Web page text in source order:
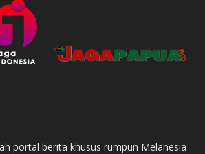
portal berita khusus rumpun Melanesia